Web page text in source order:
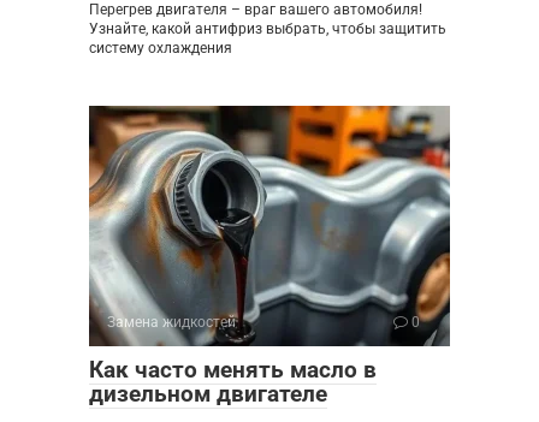
Перегрев двигателя – враг вашего автомобиля!
Узнайте, какой антифриз выбрать, чтобы защитить
систему охлаждения
Замена жидкостей 0
Как часто менять масло в
дизельном двигателе